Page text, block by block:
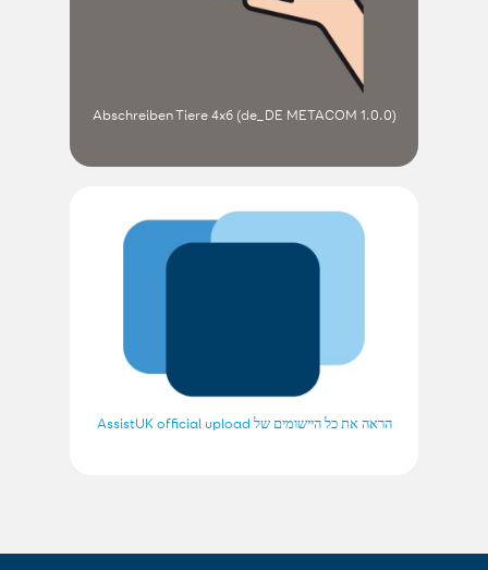
Abschreiben Tiere 4x6 (de_DE METACOM 1.0.0)
הראה את כל היישומים של AssistUK official upload